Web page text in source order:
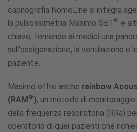
capnografia NomoLine si integra
la pulsossimetria Masimo SET® e
chiave, fornendo ai medici una
sull'ossigenazione, la ventilazione e
paziente.
Masimo offre anche rainbow
(RAM®), un metodo di
della frequenza respiratoria (RRa)
operatorio di quei pazienti che